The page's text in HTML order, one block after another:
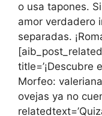
o usa tapones.
amor verdadero
separadas.
title=’¡Descubre
Morfeo:
ovejas ya no